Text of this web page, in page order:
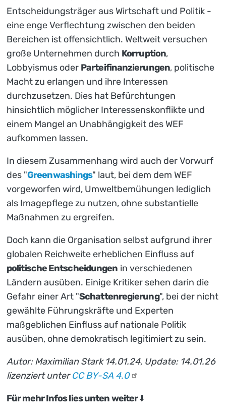
Entscheidungsträger aus Wirtschaft und Politik -
eine enge Verflechtung zwischen den beiden
Bereichen ist offensichtlich. Weltweit versuchen
große Unternehmen durch Korruption,
Lobbyismus oder Parteifinanzierungen, politische
Macht zu erlangen und ihre Interessen
durchzusetzen. Dies hat Befürchtungen
hinsichtlich möglicher Interessenskonflikte und
einem Mangel an Unabhängigkeit des WEF
aufkommen lassen.
In diesem Zusammenhang wird auch der Vorwurf
des "Greenwashings" laut, bei dem dem WEF
vorgeworfen wird, Umweltbemühungen lediglich
als Imagepflege zu nutzen, ohne substantielle
Maßnahmen zu ergreifen.
Doch kann die Organisation selbst aufgrund ihrer
globalen Reichweite erheblichen Einfluss auf
politische Entscheidungen in verschiedenen
Ländern ausüben. Einige Kritiker sehen darin die
Gefahr einer Art "Schattenregierung", bei der nicht
gewählte Führungskräfte und Experten
maßgeblichen Einfluss auf nationale Politik
ausüben, ohne demokratisch legitimiert zu sein.
Autor: Maximilian Stark 14.01.24, Update: 14.01.26
lizenziert unterCC BY-SA 4.0
Für mehr Infos lies unten weiter⬇️